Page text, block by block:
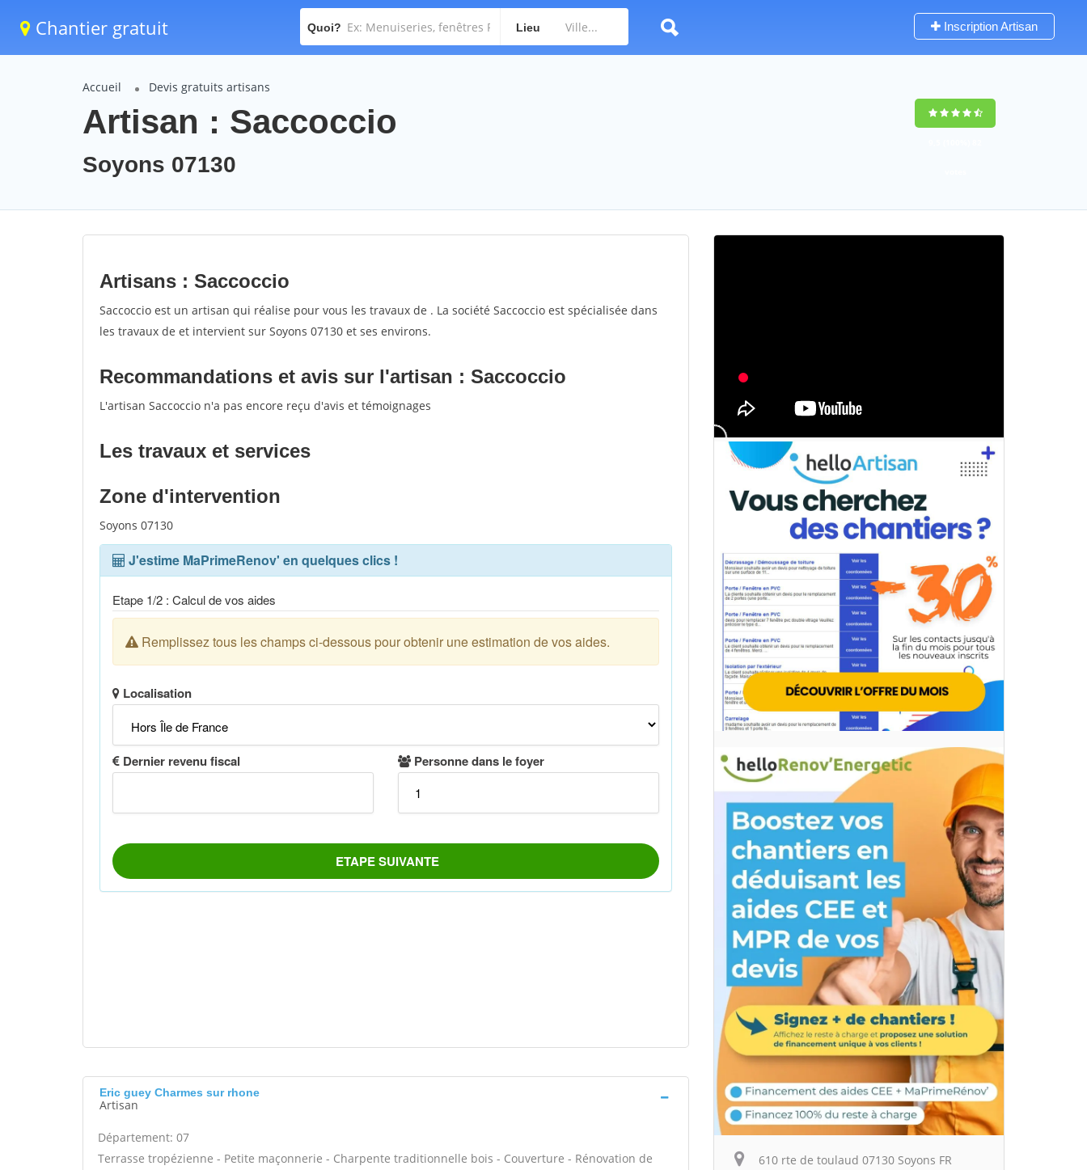
Chantier gratuit Quoi? Lieu Inscription Artisan
Accueil Devis gratuits artisans
Artisan : Saccoccio
Soyons 07130
Artisans : Saccoccio
Saccoccio est un artisan qui réalise pour vous les travaux de . La société Saccoccio est spécialisée dans
les travaux de et intervient sur Soyons 07130 et ses environs.
Recommandations et avis sur l'artisan : Saccoccio
L'artisan Saccoccio n'a pas encore reçu d'avis et témoignages
Les travaux et services
Zone d'intervention
Soyons 07130
Eric guey Charmes sur rhone
Artisan
Département: 07
Terrasse tropézienne - Petite maçonnerie - Charpente traditionnelle bois - Couverture - Rénovation de
610 rte de toulaud 07130 Soyons FR